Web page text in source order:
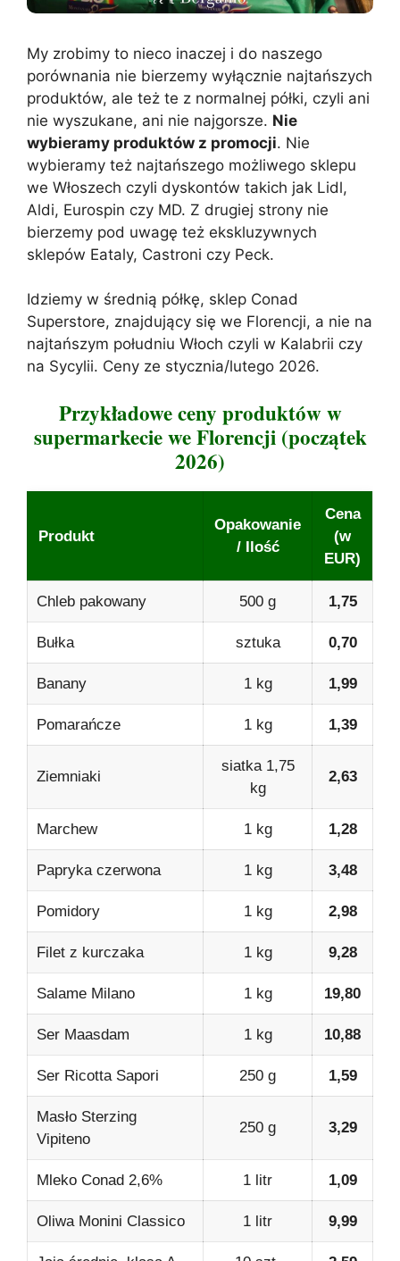
My zrobimy to nieco inaczej i do naszego
porównania nie bierzemy wyłącznie najtańszych
produktów, ale też te z normalnej półki, czyli ani
nie wyszukane, ani nie najgorsze. Nie
wybieramy produktów z promocji. Nie
wybieramy też najtańszego możliwego sklepu
we Włoszech czyli dyskontów takich jak Lidl,
Aldi, Eurospin czy MD. Z drugiej strony nie
bierzemy pod uwagę też ekskluzywnych
sklepów Eataly, Castroni czy Peck.
Idziemy w średnią półkę, sklep Conad
Superstore, znajdujący się we Florencji, a nie na
najtańszym południu Włoch czyli w Kalabrii czy
na Sycylii. Ceny ze stycznia/lutego 2026.
Przykładowe ceny produktów w
supermarkecie we Florencji (początek
2026)
Produkt
Opakowanie
/ Ilość
Cena
(w
EUR)
Chleb pakowany 500 g 1,75
Bułka sztuka 0,70
Banany 1 kg 1,99
Pomarańcze 1 kg 1,39
Ziemniaki
siatka 1,75
kg
2,63
Marchew 1 kg 1,28
Papryka czerwona 1 kg 3,48
Pomidory 1 kg 2,98
Filet z kurczaka 1 kg 9,28
Salame Milano 1 kg 19,80
Ser Maasdam 1 kg 10,88
Ser Ricotta Sapori 250 g 1,59
Masło Sterzing
Vipiteno
250 g 3,29
Mleko Conad 2,6% 1 litr 1,09
Oliwa Monini Classico 1 litr 9,99